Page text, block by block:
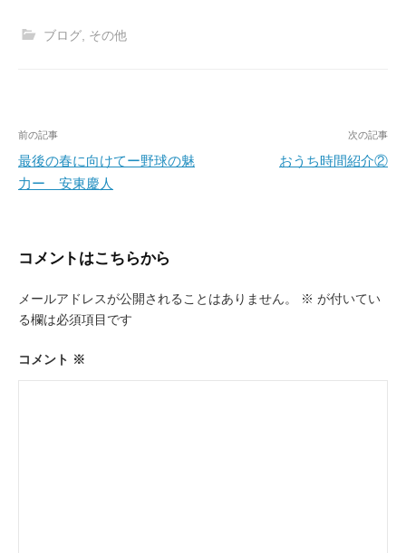
ブログ その他
投
稿
ナ
ゲ
シ
ョ
ン
前の記事
最後の春に向けてー野球の魅
力ー 安東慶人
次の記事
おうち時間紹介②
コメントはこちらから
メールアドレスが公開されることはありません。 ※ が付いてい
る欄は必須項目です
コメント ※